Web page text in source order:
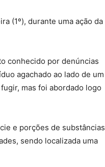
(1º), durante uma ação da
conhecido por denúncias
agachado ao lado de um
mas foi abordado logo
e porções de substâncias
sendo localizada uma